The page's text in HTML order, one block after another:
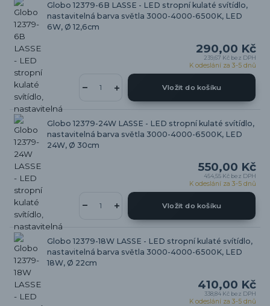
Globo 12379-6B LASSE - LED stropní kulaté svítídlo,
nastavitelná barva světla 3000-4000-6500K, LED
6W, Ø 12,6cm
290,00 Kč
239,67 Kč bez DPH
K odeslání za 3-5 dnů
Vložit do košíku
Globo 12379-24W LASSE - LED stropní kulaté svítídlo,
nastavitelná barva světla 3000-4000-6500K, LED
24W, Ø 30cm
550,00 Kč
454,55 Kč bez DPH
K odeslání za 3-5 dnů
Vložit do košíku
Globo 12379-18W LASSE - LED stropní kulaté svítídlo,
nastavitelná barva světla 3000-4000-6500K, LED
18W, Ø 22cm
410,00 Kč
338,84 Kč bez DPH
K odeslání za 3-5 dnů